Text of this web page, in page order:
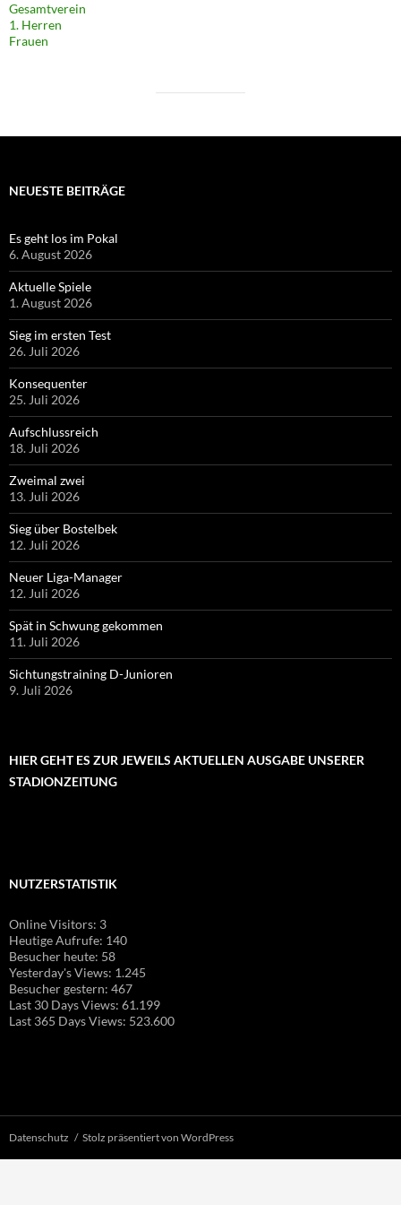
Gesamtverein
1. Herren
Frauen
NEUESTE BEITRÄGE
Es geht los im Pokal
6. August 2026
Aktuelle Spiele
1. August 2026
Sieg im ersten Test
26. Juli 2026
Konsequenter
25. Juli 2026
Aufschlussreich
18. Juli 2026
Zweimal zwei
13. Juli 2026
Sieg über Bostelbek
12. Juli 2026
Neuer Liga-Manager
12. Juli 2026
Spät in Schwung gekommen
11. Juli 2026
Sichtungstraining D-Junioren
9. Juli 2026
HIER GEHT ES ZUR JEWEILS AKTUELLEN AUSGABE UNSERER
STADIONZEITUNG
NUTZERSTATISTIK
Online Visitors: 3
Heutige Aufrufe: 140
Besucher heute: 58
Yesterday's Views: 1.245
Besucher gestern: 467
Last 30 Days Views: 61.199
Last 365 Days Views: 523.600
Datenschutz Stolz präsentiert von WordPress